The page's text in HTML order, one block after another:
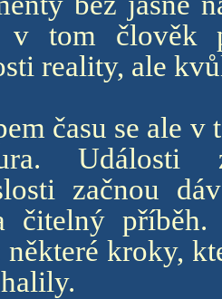
tom člověk
reality, ale
času se ale
Události
začnou
čitelný
některé kroky,